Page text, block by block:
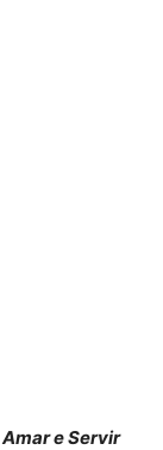
Amar e Servir